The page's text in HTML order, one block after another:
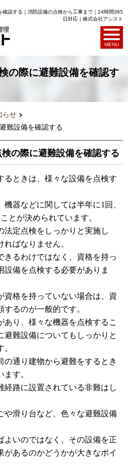
確認する｜消防設備の点検から工事まで｜24時間365
日対応｜株式会社アシスト
理
MENU
の際に避難設備を確認す
らせ
難設備を確認する
の際に避難設備を確認する
るときは、様々な設備を点検す
器などに関しては半年に1回、
とが決められています。
法定点検をしっかりと実施し
ばなりません。
きるわけではなく、資格を持っ
設備を点検する必要がありま
資格を持っていない場合は、資
るのが一般的です。
あり、様々な機器を点検するこ
避難設備についてもしっかりと
の通り建物から避難をするとき
す。
経路に設置されている非難はし
や滑り台など、色々な避難設備
よいのではなく、その設備を正
があるのかどうかが大きなポイ